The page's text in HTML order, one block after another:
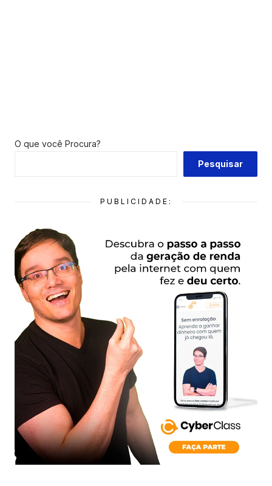
O que você Procura?
Pesquisar
PUBLICIDADE: